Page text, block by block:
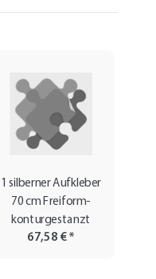
1 silberner Aufkleber
70 cm Freiform-
konturgestanzt
67,58 €*